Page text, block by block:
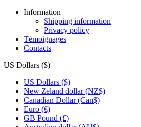
Information
Shipping information
Privacy policy
Témoignages
Contacts
US Dollars ($)
US Dollars ($)
New Zeland dollar (NZ$)
Canadian Dollar (Can$)
Euro (€)
GB Pound (£)